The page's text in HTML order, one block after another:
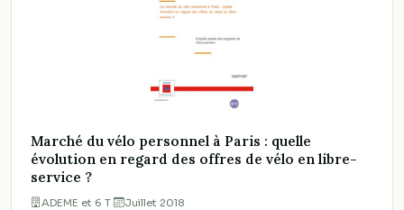
Marché du vélo personnel à Paris : quelle
évolution en regard des offres de vélo en libre-
service ?
ADEME et 6 T· Juillet 2018